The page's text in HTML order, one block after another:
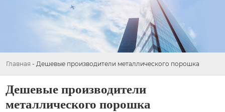
Главная - Дешевые производители металлического порошка
Дешевые производители
металлического порошка